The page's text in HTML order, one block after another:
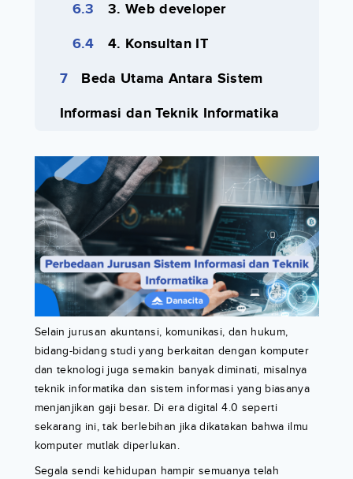
3. Web developer
4. Konsultan IT
Beda Utama Antara Sistem
Informasi dan Teknik Informatika
Selain jurusan akuntansi, komunikasi, dan hukum,
bidang-bidang studi yang berkaitan dengan komputer
dan teknologi juga semakin banyak diminati, misalnya
teknik informatika dan sistem informasi yang biasanya
menjanjikan gaji besar. Di era digital 4.0 seperti
sekarang ini, tak berlebihan jika dikatakan bahwa ilmu
komputer mutlak diperlukan.
Segala sendi kehidupan hampir semuanya telah